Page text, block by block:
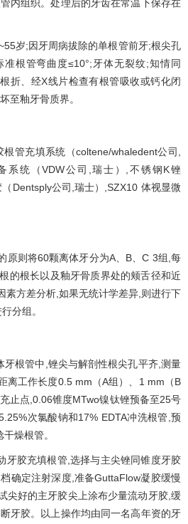
内组织。处理后的牙齿在常温下保存在
岁;因牙周病拔除的单根管前牙;根尖孔
根管弯曲度≤10°;牙体无裂纹;知情同
折、经X线片检查有根管吸收或钙化闭
至釉牙骨质界。
管充填系统（coltene/whaledent公司,
系统（VDW公司,瑞士）,不锈钢K锉
（Dentsply公司,瑞士）,SZX10 体视显微
原则将60颗离体牙分为A、B、C 3组,每
的根长以及釉牙骨质界处的颊舌径和近
素方差分析,如果无统计学差异,则进行下
分组。
牙根管中,锉尖与解剖性根尖孔平齐,测量
离工作长度0.5 mm（A组）、1 mm（B
止点,0.06锥度MTwo镍钛锉预备至25号
次氯酸钠和17% EDTA冲洗根管,预
燥根管。
牙胶充填根管,选择与主尖锉同锥度牙胶
确定注射深度,准备GuttaFlow凝胶缓慢
尖好的主牙胶尖上涂布少量流动牙胶,缓
牙胶。以上操作均由同一名高年资的牙